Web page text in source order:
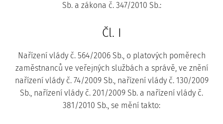
Sb. a zákona č. 347/2010 Sb.:
Čl. I
Nařízení vlády č. 564/2006 Sb., o platových poměrech
zaměstnanců ve veřejných službách a správě, ve znění
nařízení vlády č. 74/2009 Sb., nařízení vlády č. 130/2009
Sb., nařízení vlády č. 201/2009 Sb. a nařízení vlády č.
381/2010 Sb., se mění takto: